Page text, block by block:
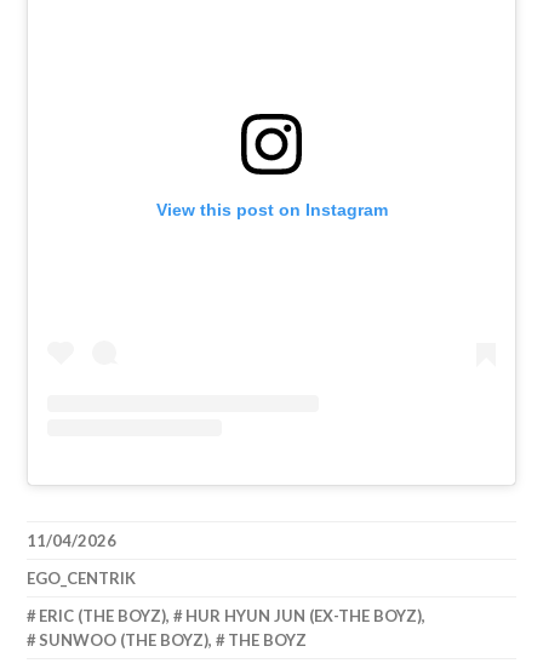
View this post on Instagram
11/04/2026
EGO_CENTRIK
ERIC (THE BOYZ), HUR HYUN JUN (EX-THE BOYZ),
SUNWOO (THE BOYZ), THE BOYZ